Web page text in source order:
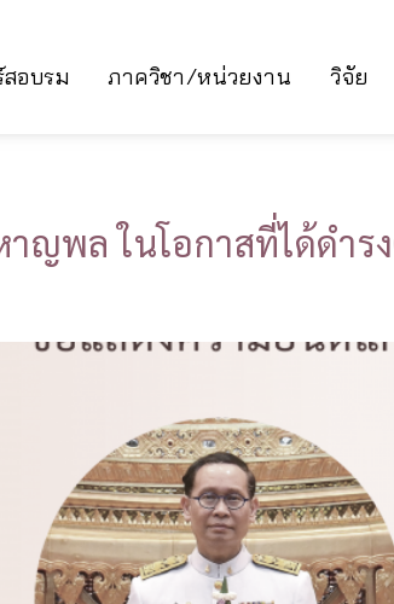
สอบรม ภาควิชา/หน่วยงาน วิจัย
พล ในโอกาสที่ได้ดำร